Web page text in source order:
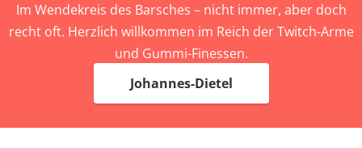
Im Wendekreis des Barsches – nicht immer, aber doch
recht oft. Herzlich willkommen im Reich der Twitch-Arme
und Gummi-Finessen.
Johannes-Dietel